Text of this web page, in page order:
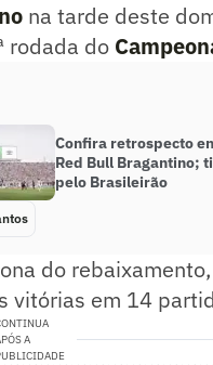
na tarde deste
rodada do
Confira retrospecto
Red Bull Bragantino;
pelo Brasileirão
do
vitórias em 14
A